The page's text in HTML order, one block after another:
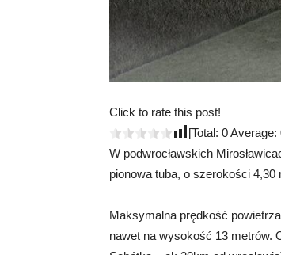
Click to rate this post!
[Total: 0Average:
W podwrocławskich
pionowa tuba, o szerokości 4,30
Maksymalna prędkość
nawet na wysokość 13 metrów.